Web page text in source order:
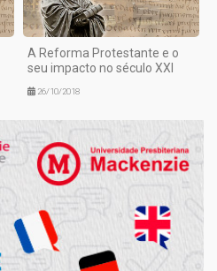
A Reforma Protestante e o
seu impacto no século XXI
26/10/2018